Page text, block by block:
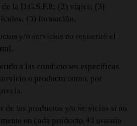
la D.G.S.F.P.; (2) viajes; (3)
(5) formación.
y/o servicios no requerirá el
a las condiciones específicas
o producto como, por
de los productos y/o servicios si no
en cada producto. El usuario